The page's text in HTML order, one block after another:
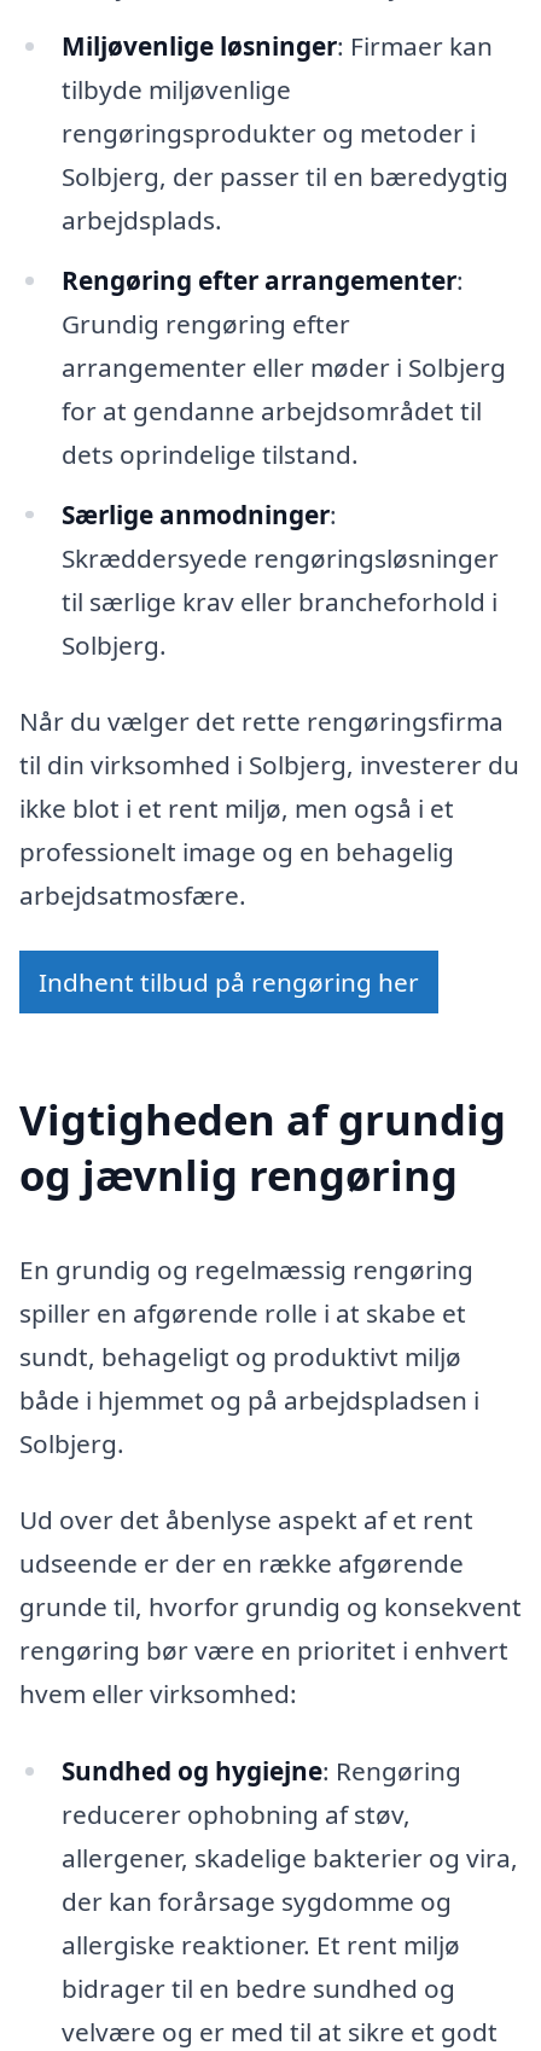
Miljøvenlige løsninger: Firmaer kan
tilbyde miljøvenlige
rengøringsprodukter og metoder i
Solbjerg, der passer til en bæredygtig
arbejdsplads.
Rengøring efter arrangementer:
Grundig rengøring efter
arrangementer eller møder i Solbjerg
for at gendanne arbejdsområdet til
dets oprindelige tilstand.
Særlige anmodninger:
Skræddersyede rengøringsløsninger
til særlige krav eller brancheforhold i
Solbjerg.
Når du vælger det rette rengøringsfirma
til din virksomhed i Solbjerg, investerer du
ikke blot i et rent miljø, men også i et
professionelt image og en behagelig
arbejdsatmosfære.
Indhent tilbud på rengøring her
Vigtigheden af grundig
og jævnlig rengøring
En grundig og regelmæssig rengøring
spiller en afgørende rolle i at skabe et
sundt, behageligt og produktivt miljø
både i hjemmet og på arbejdspladsen i
Solbjerg.
Ud over det åbenlyse aspekt af et rent
udseende er der en række afgørende
grunde til, hvorfor grundig og konsekvent
rengøring bør være en prioritet i enhvert
hvem eller virksomhed:
Sundhed og hygiejne: Rengøring
reducerer ophobning af støv,
allergener, skadelige bakterier og vira,
der kan forårsage sygdomme og
allergiske reaktioner. Et rent miljø
bidrager til en bedre sundhed og
velvære og er med til at sikre et godt